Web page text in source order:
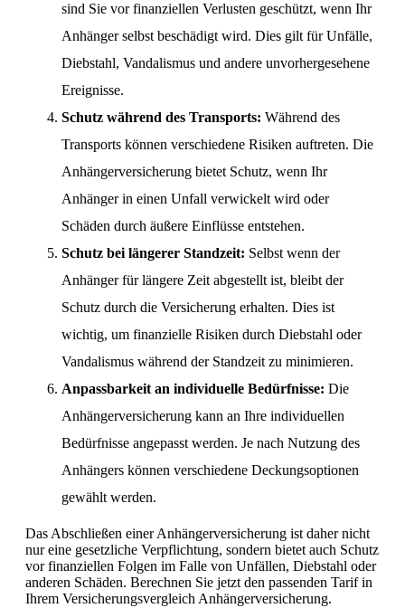
sind Sie vor finanziellen Verlusten geschützt, wenn Ihr
Anhänger selbst beschädigt wird. Dies gilt für Unfälle,
Diebstahl, Vandalismus und andere unvorhergesehene
Ereignisse.
Schutz während des Transports: Während des
Transports können verschiedene Risiken auftreten. Die
Anhängerversicherung bietet Schutz, wenn Ihr
Anhänger in einen Unfall verwickelt wird oder
Schäden durch äußere Einflüsse entstehen.
Schutz bei längerer Standzeit: Selbst wenn der
Anhänger für längere Zeit abgestellt ist, bleibt der
Schutz durch die Versicherung erhalten. Dies ist
wichtig, um finanzielle Risiken durch Diebstahl oder
Vandalismus während der Standzeit zu minimieren.
Anpassbarkeit an individuelle Bedürfnisse: Die
Anhängerversicherung kann an Ihre individuellen
Bedürfnisse angepasst werden. Je nach Nutzung des
Anhängers können verschiedene Deckungsoptionen
gewählt werden.
Das Abschließen einer Anhängerversicherung ist daher nicht
nur eine gesetzliche Verpflichtung, sondern bietet auch Schutz
vor finanziellen Folgen im Falle von Unfällen, Diebstahl oder
anderen Schäden. Berechnen Sie jetzt den passenden Tarif in
Ihrem Versicherungsvergleich Anhängerversicherung.